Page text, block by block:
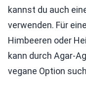
kannst du auch
verwenden. Für
Himbeeren oder
kann durch Agar-
vegane Option